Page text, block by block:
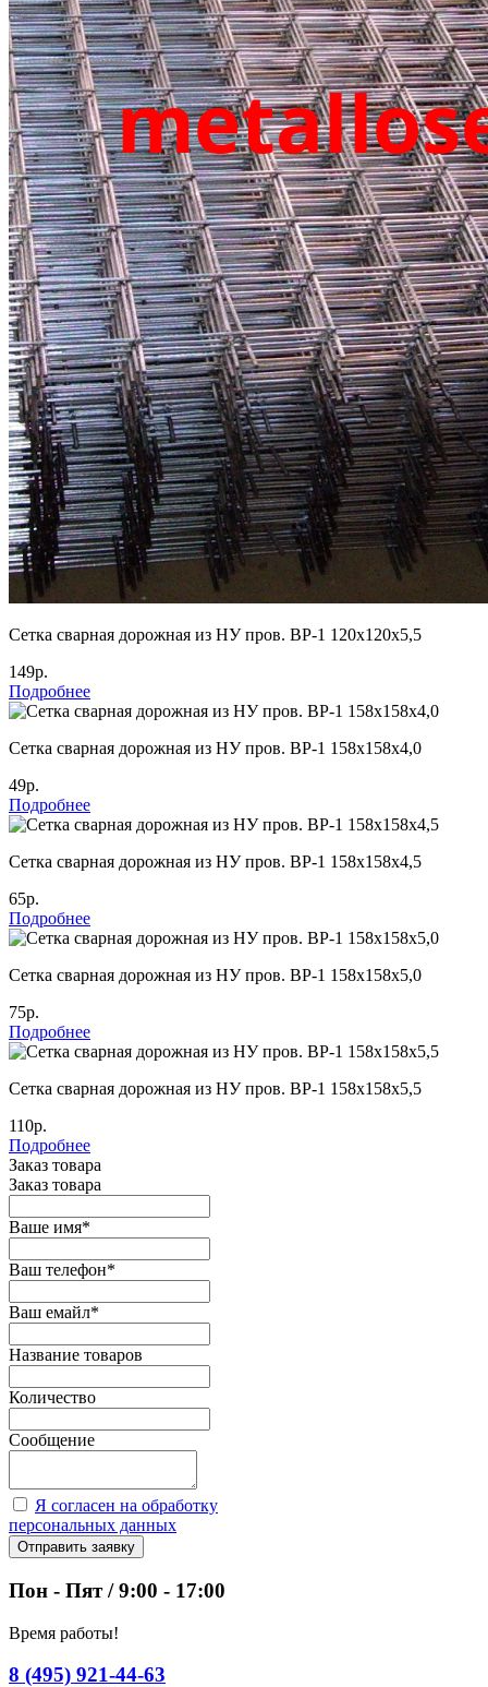
Cетка сварная дорожная из НУ пров. ВР-1 120х120х5,5
149р.
Подробнее
Cетка сварная дорожная из НУ пров. ВР-1 158х158х4,0
49р.
Подробнее
Cетка сварная дорожная из НУ пров. ВР-1 158х158х4,5
65р.
Подробнее
Cетка сварная дорожная из НУ пров. ВР-1 158х158х5,0
75р.
Подробнее
Cетка сварная дорожная из НУ пров. ВР-1 158х158х5,5
110р.
Подробнее
Заказ товара
Заказ товара
Ваше имя*
Ваш телефон*
Ваш емайл*
Название товаров
Количество
Сообщение
Я согласен на обработку
персональных данных
Отправить заявку
Пон - Пят / 9:00 - 17:00
Время работы!
8 (495) 921-44-63